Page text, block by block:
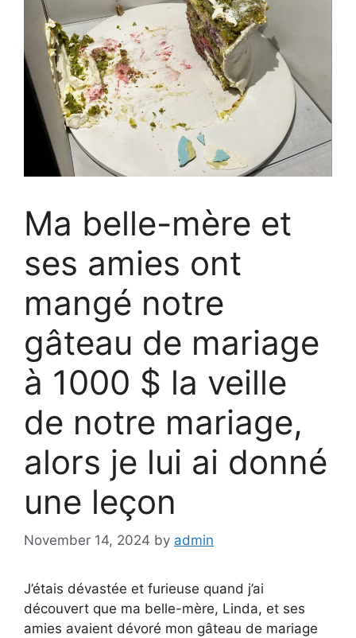
Ma belle-mère et
ses amies ont
mangé notre
gâteau de mariage
à 1000 $ la veille
de notre mariage,
alors je lui ai donné
une leçon
November 14, 2024 by admin
J’étais dévastée et furieuse quand j’ai
découvert que ma belle-mère, Linda, et ses
amies avaient dévoré mon gâteau de mariage